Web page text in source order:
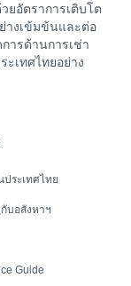
ยอัตราการเติบโต
างเข้มข้นและต่อ
ารด้านการเช่า
เทศไทยอย่าง
ระเทศไทย
บอสังหาฯ
Guide